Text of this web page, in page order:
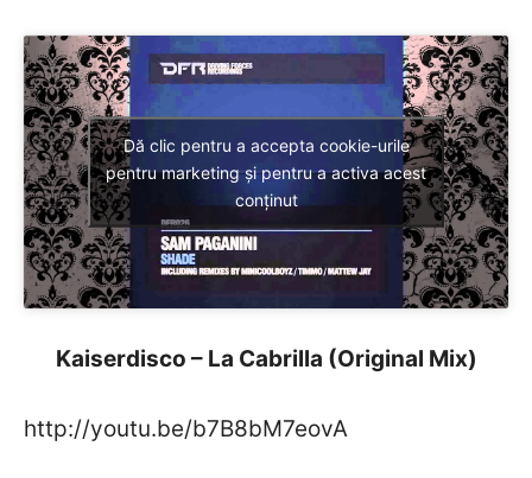
Dă clic pentru a accepta cookie-urile
pentru marketing și pentru a activa acest
conținut
Kaiserdisco – La Cabrilla (Original Mix)
http://youtu.be/b7B8bM7eovA